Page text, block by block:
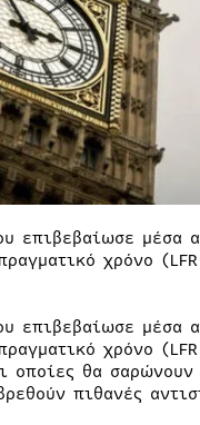
επιβεβαίωσε
χρόνο
επιβεβαίωσε
χρόνο
οποίες θα
πιθανές